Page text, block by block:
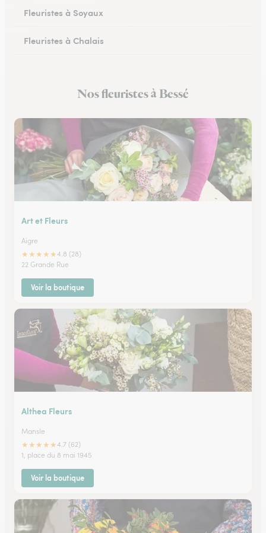
Fleuristes à Soyaux
Fleuristes à Chalais
Fleuristes à Ruelle-sur-Touvre
Nos fleuristes à Bessé
Art et Fleurs
Aigre
★★★★★4.8 (28)
22 Grande Rue
Voir la boutique
Althea Fleurs
Mansle
★★★★★4.7 (62)
1, place du 8 mai 1945
Voir la boutique